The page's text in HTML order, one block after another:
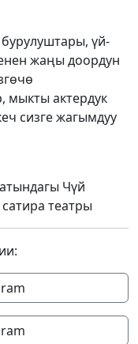
үй-
жаңы доордун
мыкты актердук
сизге жагымдуу
Чүй
театры